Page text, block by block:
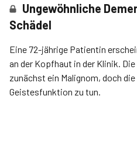
Ungewöhnliche
Schädel
Eine 72-jährige Patientin
an der Kopfhaut in der Klinik.
zunächst ein Malignom, doch
Geistesfunktion zu tun.